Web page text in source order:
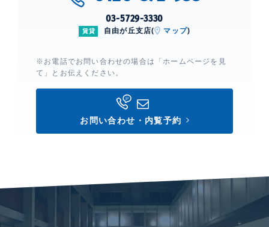
03-5729-3330
賃貸 自由が丘支店( マップ)
※お電話でお問い合わせの場合は「ホームページを見
て」とお伝えください。
お問い合わせ・内覧予約